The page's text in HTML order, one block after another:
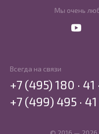
Мы очень
Всегда на связи
+7 (495) 180 · 41
+7 (499) 495 · 41